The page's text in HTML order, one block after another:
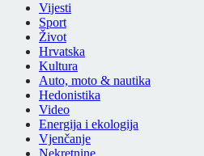
Vijesti
Sport
Život
Hrvatska
Kultura
Auto, moto & nautika
Hedonistika
Video
Energija i ekologija
Vjenčanje